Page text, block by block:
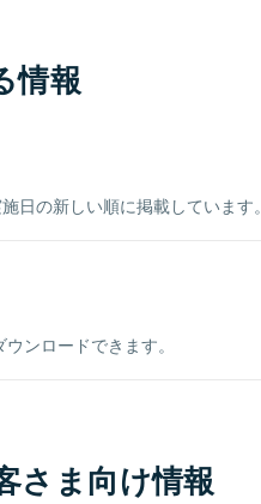
情報
日の新しい順に掲載しています。
ンロードできます。
さま向け情報